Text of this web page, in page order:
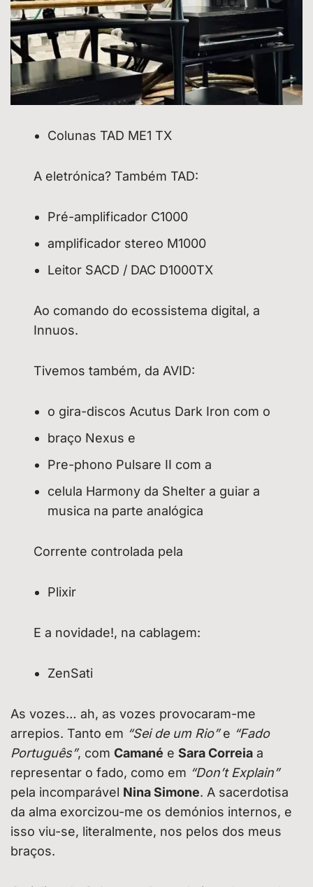
Colunas TAD ME1 TX
A eletrónica? Também TAD:
Pré-amplificador C1000
amplificador stereo M1000
Leitor SACD / DAC D1000TX
Ao comando do ecossistema digital, a
Innuos.
Tivemos também, da AVID:
o gira-discos Acutus Dark Iron com o
braço Nexus e
Pre-phono Pulsare II com a
celula Harmony da Shelter a guiar a
musica na parte analógica
Corrente controlada pela
Plixir
E a novidade!, na cablagem:
ZenSati
As vozes… ah, as vozes provocaram-me
arrepios. Tanto em “Sei de um Rio”e “Fado
Português”, com Camané e Sara Correia a
representar o fado, como em “Don’t Explain”
pela incomparável Nina Simone. A sacerdotisa
da alma exorcizou-me os demónios internos, e
isso viu-se, literalmente, nos pelos dos meus
braços.